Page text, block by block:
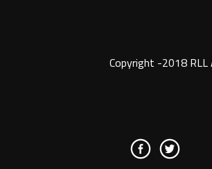
Copyright -2018